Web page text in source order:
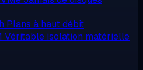
Plans à haut débit
Véritable isolation matérielle